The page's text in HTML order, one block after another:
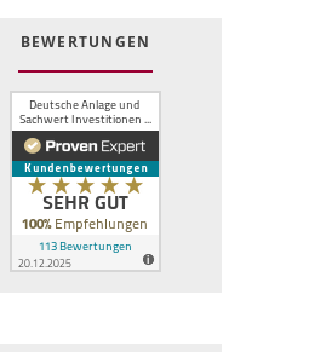
BEWERTUNGEN